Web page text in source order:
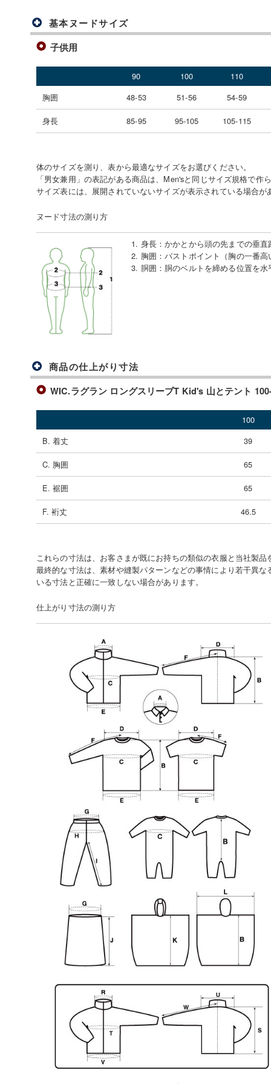
基本ヌードサイズ
子供用
90 100
110
胸囲
48-53 51-56 54-59
身長 85-95 95-105 105-115
体のサイズを測り、表から最適なサイズをお選びください。
「男女兼用」の表記がある商品は、Men'sと同じサイズ規格で作
サイズ表には、展開されていないサイズが表示されている場合が
ヌード寸法の測り方
1. 身長 ：かかとから頭の先までの垂直
2. 胸囲 ：バストポイント（胸の一番
3. 胴囲 ： 胴のベルトを締める位置を
商品の仕上がり寸法
WIC.ラグラン ロングスリーブT Kid's 山とテント
100
B. 着丈
39
C. 胸囲 65
E. 裾囲 65
F. 裄丈 46.5
これらの寸法は、お客さまが既にお持ちの類似の衣服と当社製
最終的な寸法は、素材や縫製パターンなどの事情により若干異
いる寸法と正確に一致しない場合があります。
仕上がり寸法の測り方